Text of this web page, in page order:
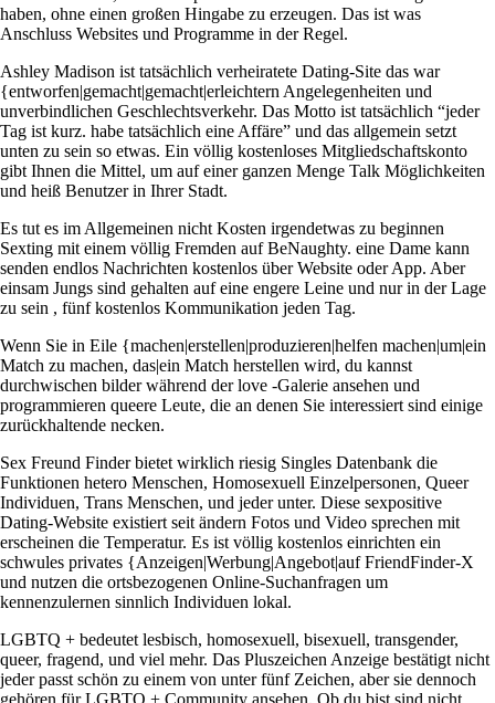
haben, ohne einen großen Hingabe zu erzeugen. Das ist was
Anschluss Websites und Programme in der Regel.
Ashley Madison ist tatsächlich verheiratete Dating-Site das war
{entworfen|gemacht|gemacht|erleichtern Angelegenheiten und
unverbindlichen Geschlechtsverkehr. Das Motto ist tatsächlich “jeder
Tag ist kurz. habe tatsächlich eine Affäre” und das allgemein setzt
unten zu sein so etwas. Ein völlig kostenloses Mitgliedschaftskonto
gibt Ihnen die Mittel, um auf einer ganzen Menge Talk Möglichkeiten
und heiß Benutzer in Ihrer Stadt.
Es tut es im Allgemeinen nicht Kosten irgendetwas zu beginnen
Sexting mit einem völlig Fremden auf BeNaughty. eine Dame kann
senden endlos Nachrichten kostenlos über Website oder App. Aber
einsam Jungs sind gehalten auf eine engere Leine und nur in der Lage
zu sein , fünf kostenlos Kommunikation jeden Tag.
Wenn Sie in Eile {machen|erstellen|produzieren|helfen machen|um|ein
Match zu machen, das|ein Match herstellen wird, du kannst
durchwischen bilder während der love -Galerie ansehen und
programmieren queere Leute, die an denen Sie interessiert sind einige
zurückhaltende necken.
Sex Freund Finder bietet wirklich riesig Singles Datenbank die
Funktionen hetero Menschen, Homosexuell Einzelpersonen, Queer
Individuen, Trans Menschen, und jeder unter. Diese sexpositive
Dating-Website existiert seit ändern Fotos und Video sprechen mit
erscheinen die Temperatur. Es ist völlig kostenlos einrichten ein
schwules privates {Anzeigen|Werbung|Angebot|auf FriendFinder-X
und nutzen die ortsbezogenen Online-Suchanfragen um
kennenzulernen sinnlich Individuen lokal.
LGBTQ + bedeutet lesbisch, homosexuell, bisexuell, transgender,
queer, fragend, und viel mehr. Das Pluszeichen Anzeige bestätigt nicht
jeder passt schön zu einem von unter fünf Zeichen, aber sie dennoch
gehören für LGBTQ + Community ansehen. Ob du bist sind nicht